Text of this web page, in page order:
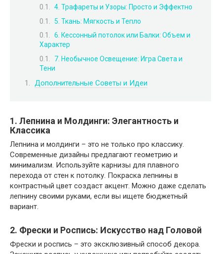
4. Трафареты и Узоры: Просто и Эффектно
5. Ткань: Мягкость и Тепло
6. Кессонный потолок или Балки: Объем и
Характер
7. Необычное Освещение: Игра Света и
Тени
Дополнительные Советы и Идеи
1. Лепнина и Молдинги: Элегантность и
Классика
Лепнина и молдинги – это не только про классику.
Современные дизайны предлагают геометрию и
минимализм. Используйте карнизы для плавного
перехода от стен к потолку. Покраска лепнины в
контрастный цвет создаст акцент. Можно даже сделать
лепнину своими руками, если вы ищете бюджетный
вариант.
2. Фрески и Роспись: Искусство над Головой
Фрески и роспись – это эксклюзивный способ декора.